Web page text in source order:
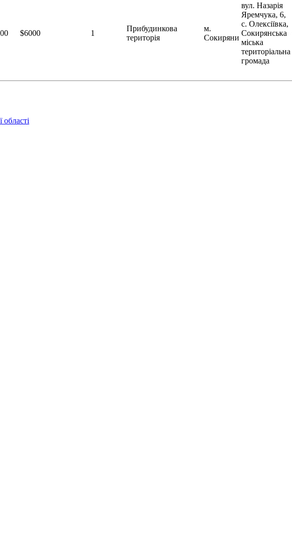
$6000 1
Прибудинкова
територія
м.
Сокиряни
вул. Назарія
Яремчука, 6,
с. Олексіївка,
Сокирянcька
міська
територіальна
громада